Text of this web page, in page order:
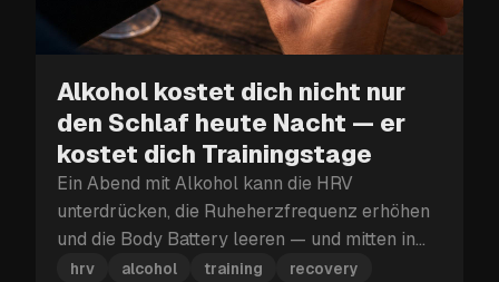
Alkohol kostet dich nicht nur
den Schlaf heute Nacht — er
kostet dich Trainingstage
Ein Abend mit Alkohol kann die HRV
unterdrücken, die Ruheherzfrequenz erhöhen
und die Body Battery leeren — und mitten in
einem Trainingsblock kann dieser
hrv alcohol training
recovery